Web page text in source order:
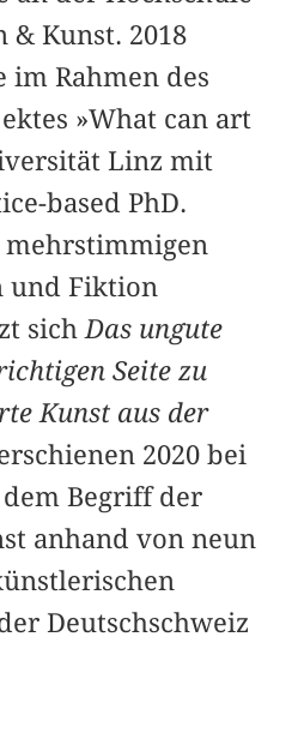
& Kunst. 2018
Rahmen des
»What can art
Linz mit
based PhD.
und Fiktion
sich Das ungute
Seite zu
Kunst aus der
2020 bei
Begriff der
anhand von neun
Deutschschweiz